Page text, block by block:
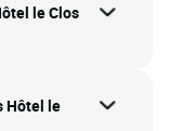
le Clos
Hôtel le